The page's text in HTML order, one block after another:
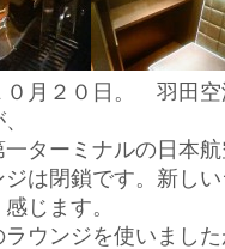
０月２０日。 羽田
一ターミナルの日本
は閉鎖です。新し
じます。
ウンジを使いまし